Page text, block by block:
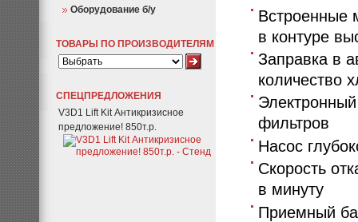
Оборудование б/у
ТОВАРЫ ПО ПРОИЗВОДИТЕЛЯМ
СПЕЦПРЕДЛОЖЕНИЯ
V3D1 Lift Kit Антикризисное
предложение! 850т.р.
Встроенные
в контуре
Заправка в
количество
фильтров
Насос
Скорость
в минуту
Приемный